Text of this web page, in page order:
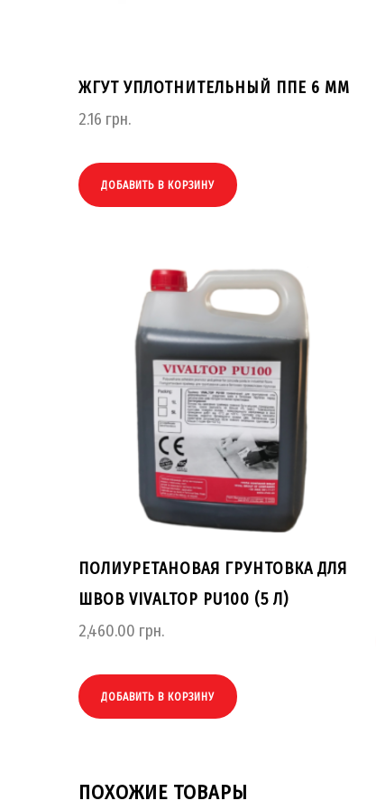
ЖГУТ УПЛОТНИТЕЛЬНЫЙ ППЕ 6 ММ
2.16 грн.
ДОБАВИТЬ В КОРЗИНУ
ПОЛИУРЕТАНОВАЯ ГРУНТОВКА ДЛЯ
ШВОВ VIVALTOP PU100 (5 Л)
2,460.00 грн.
ДОБАВИТЬ В КОРЗИНУ
ПОХОЖИЕ ТОВАРЫ